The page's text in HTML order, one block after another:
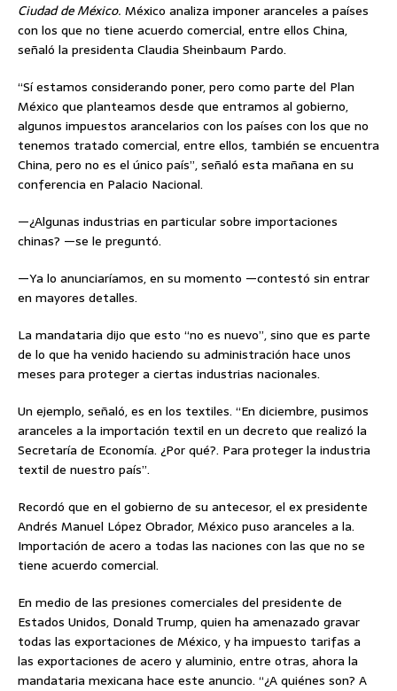
Ciudad de México. México analiza imponer aranceles a países
con los que no tiene acuerdo comercial, entre ellos China,
señaló la presidenta Claudia Sheinbaum Pardo.
“Sí estamos considerando poner, pero como parte del Plan
México que planteamos desde que entramos al gobierno,
algunos impuestos arancelarios con los países con los que no
tenemos tratado comercial, entre ellos, también se encuentra
China, pero no es el único país”, señaló esta mañana en su
conferencia en Palacio Nacional.
—¿Algunas industrias en particular sobre importaciones
chinas? —se le preguntó.
—Ya lo anunciaríamos, en su momento —contestó sin entrar
en mayores detalles.
La mandataria dijo que esto “no es nuevo”, sino que es parte
de lo que ha venido haciendo su administración hace unos
meses para proteger a ciertas industrias nacionales.
Un ejemplo, señaló, es en los textiles. “En diciembre, pusimos
aranceles a la importación textil en un decreto que realizó la
Secretaría de Economía. ¿Por qué?. Para proteger la industria
textil de nuestro país”.
Recordó que en el gobierno de su antecesor, el ex presidente
Andrés Manuel López Obrador, México puso aranceles a la.
Importación de acero a todas las naciones con las que no se
tiene acuerdo comercial.
En medio de las presiones comerciales del presidente de
Estados Unidos, Donald Trump, quien ha amenazado gravar
todas las exportaciones de México, y ha impuesto tarifas a
las exportaciones de acero y aluminio, entre otras, ahora la
mandataria mexicana hace este anuncio. “¿A quiénes son? A